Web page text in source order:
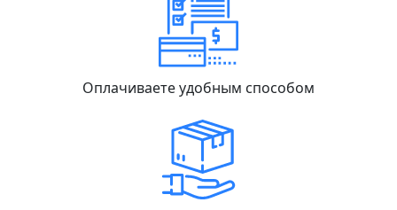
Оплачиваете удобным способом